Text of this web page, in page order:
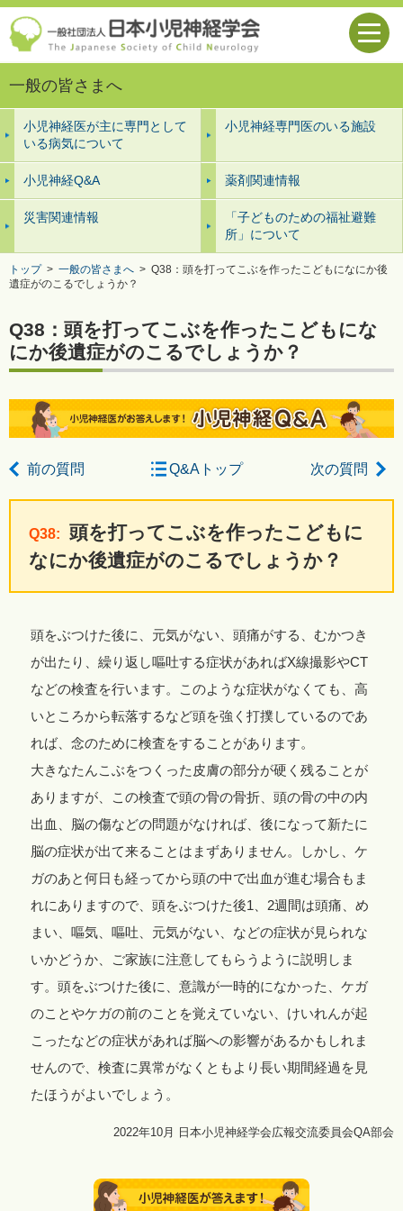
一般の皆さまへ
小児神経医が主に専門として
いる病気について
小児神経専門医のいる施設
小児神経Q&A 薬剤関連情報
災害関連情報
「子どものための福祉避難
所」について
トップ> 一般の皆さまへ > Q38：頭を打ってこぶを作ったこどもになにか後
遺症がのこるでしょうか？
Q38：頭を打ってこぶを作ったこどもにな
にか後遺症がのこるでしょうか？
前の質問 Q&Aトップ 次の質問
Q38:
頭を打ってこぶを作ったこどもに
なにか後遺症がのこるでしょうか？
頭をぶつけた後に、元気がない、頭痛がする、むかつき
が出たり、繰り返し嘔吐する症状があればX線撮影やCT
などの検査を行います。このような症状がなくても、高
いところから転落するなど頭を強く打撲しているのであ
れば、念のために検査をすることがあります。
大きなたんこぶをつくった皮膚の部分が硬く残ることが
ありますが、この検査で頭の骨の骨折、頭の骨の中の内
出血、脳の傷などの問題がなければ、後になって新たに
脳の症状が出て来ることはまずありません。しかし、ケ
ガのあと何日も経ってから頭の中で出血が進む場合もま
れにありますので、頭をぶつけた後1、2週間は頭痛、め
まい、嘔気、嘔吐、元気がない、などの症状が見られな
いかどうか、ご家族に注意してもらうように説明しま
す。頭をぶつけた後に、意識が一時的になかった、ケガ
のことやケガの前のことを覚えていない、けいれんが起
こったなどの症状があれば脳への影響があるかもしれま
せんので、検査に異常がなくともより長い期間経過を見
たほうがよいでしょう。
2022年10月 日本小児神経学会広報交流委員会QA部会